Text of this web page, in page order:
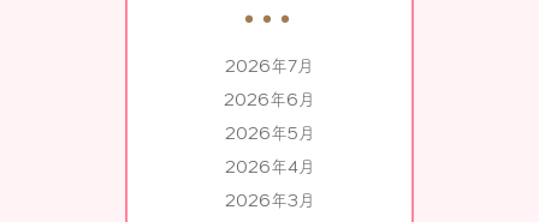
2026年7月
2026年6月
2026年5月
2026年4月
2026年3月